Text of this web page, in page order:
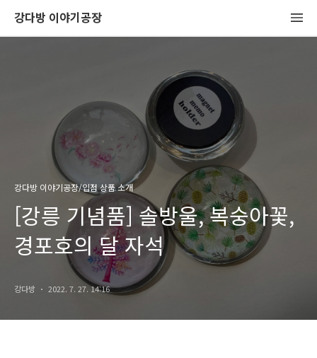
강다방 이야기공장
강다방 이야기공장/입점 상품 소개
[강릉 기념품] 솔방울, 복숭아꽃,
경포호의 달 자석
강다방 2022. 7. 27. 14:16